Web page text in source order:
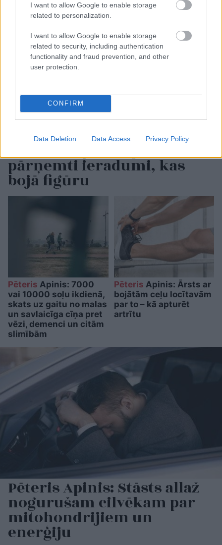
I want to allow Google to enable storage
related to personalization.
I want to allow Google to enable storage
related to security, including authentication
functionality and fraud prevention, and other
user protection.
CONFIRM
Data Deletion Data Access Privacy Policy
“Apēdīšu, lai neaiziet postā”
un citi no padomju laikiem
pārņemti ieradumi, kas
bojā figūru
Pēteris Apinis: 7000
vai 10000 soļu ikdienā,
skats uz gaitu no malas
un savlaicīga cīņa pret
vēzi, demenci un citām
slimībām
Pēteris Apinis: Ārsts ar
bojātām ceļu locītavām
par to – kā apturēt
artrītu
Pēteris Apinis: Stāsts allaž
nogurušam cilvēkam par
mitohondrijiem un
enerģiju